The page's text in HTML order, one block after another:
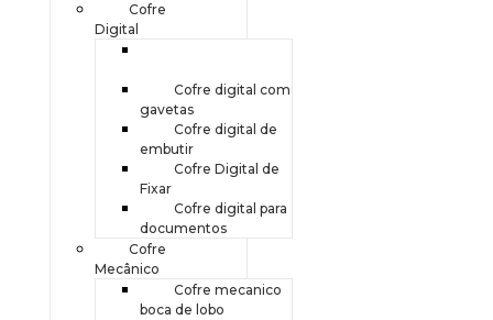
Cofre
Digital
Cofre digital com
gavetas
Cofre digital de
embutir
Cofre Digital de
Fixar
Cofre digital para
documentos
Cofre
Mecânico
Cofre mecanico
boca de lobo